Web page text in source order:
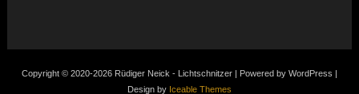
Copyright © 2020-2026 Rüdiger Neick - Lichtschnitzer | Powered by WordPress |
Design by Iceable Themes